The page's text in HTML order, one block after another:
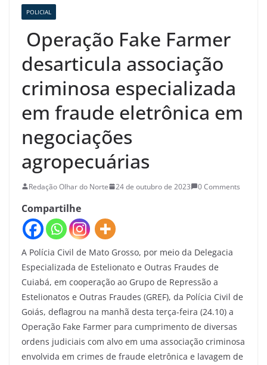
POLICIAL
Operação Fake Farmer
desarticula associação
criminosa especializada
em fraude eletrônica em
negociações
agropecuárias
Redação Olhar do Norte 24 de outubro de 2023 0 Comments
Compartilhe
A Polícia Civil de Mato Grosso, por meio da Delegacia
Especializada de Estelionato e Outras Fraudes de
Cuiabá, em cooperação ao Grupo de Repressão a
Estelionatos e Outras Fraudes (GREF), da Polícia Civil de
Goiás, deflagrou na manhã desta terça-feira (24.10) a
Operação Fake Farmer para cumprimento de diversas
ordens judiciais com alvo em uma associação criminosa
envolvida em crimes de fraude eletrônica e lavagem de